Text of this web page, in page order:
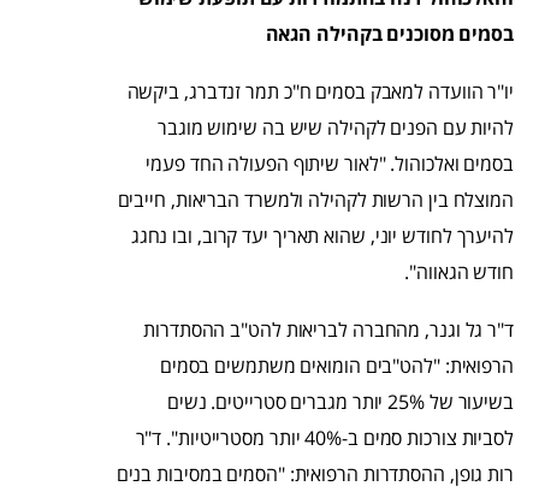
בסמים מסוכנים בקהילה הגאה
יו"ר הוועדה למאבק בסמים ח"כ תמר זנדברג, ביקשה
להיות עם הפנים לקהילה שיש בה שימוש מוגבר
בסמים ואלכוהול. "לאור שיתוף הפעולה החד פעמי
המוצלח בין הרשות לקהילה ולמשרד הבריאות, חייבים
להיערך לחודש יוני, שהוא תאריך יעד קרוב, ובו נחגג
חודש הגאווה".
ד"ר גל וגנר, מהחברה לבריאות להט"ב ההסתדרות
הרפואית: "להט"בים הומואים משתמשים בסמים
בשיעור של 25% יותר מגברים סטרייטים. נשים
לסביות צורכות סמים ב-40% יותר מסטרייטיות". ד"ר
רות גופן, ההסתדרות הרפואית: "הסמים במסיבות בנים